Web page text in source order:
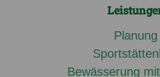
Planung
Bewässerung